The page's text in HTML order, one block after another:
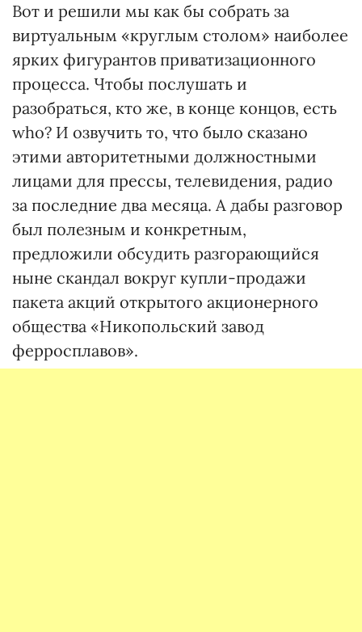
Вот и решили мы как бы собрать за
виртуальным «круглым столом» наиболее
ярких фигурантов приватизационного
процесса. Чтобы послушать и
разобраться, кто же, в конце концов, есть
who? И озвучить то, что было сказано
этими авторитетными должностными
лицами для прессы, телевидения, радио
за последние два месяца. А дабы разговор
был полезным и конкретным,
предложили обсудить разгорающийся
ныне скандал вокруг купли-продажи
пакета акций открытого акционерного
общества «Никопольский завод
ферросплавов».